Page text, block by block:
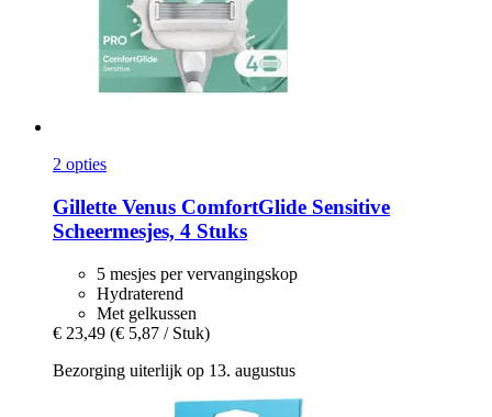
2 opties
Gillette Venus ComfortGlide Sensitive
Scheermesjes, 4 Stuks
5 mesjes per vervangingskop
Hydraterend
Met gelkussen
€ 23,49 (€ 5,87 / Stuk)
Bezorging uiterlijk op 13. augustus